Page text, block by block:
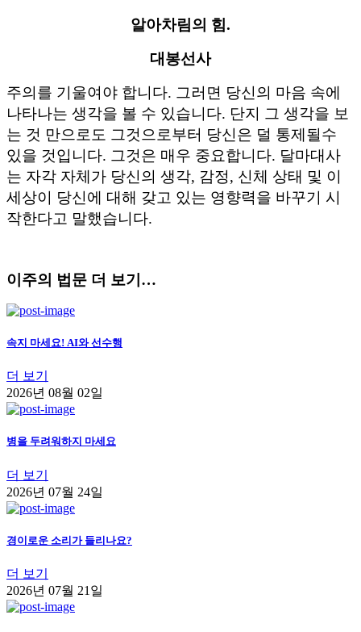
알아차림의 힘.
대봉선사
주의를 기울여야 합니다. 그러면 당신의 마음 속에
나타나는 생각을 볼 수 있습니다. 단지 그 생각을 보
는 것 만으로도 그것으로부터 당신은 덜 통제될수
있을 것입니다. 그것은 매우 중요합니다. 달마대사
는 자각 자체가 당신의 생각, 감정, 신체 상태 및 이
세상이 당신에 대해 갖고 있는 영향력을 바꾸기 시
작한다고 말했습니다.
이주의 법문 더 보기…
속지 마세요! AI와 선수행
더 보기
2026년 08월 02일
병을 두려워하지 마세요
더 보기
2026년 07월 24일
경이로운 소리가 들리나요?
더 보기
2026년 07월 21일